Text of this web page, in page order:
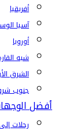
أفريقيا
آسيا
أوروبا
شبه
الشرق
جنوب
أفضل
رحلات